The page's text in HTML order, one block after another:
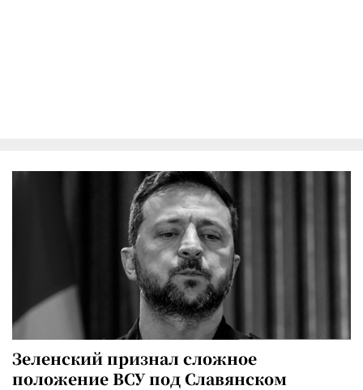
Зеленский признал сложное
положение ВСУ под Славянском